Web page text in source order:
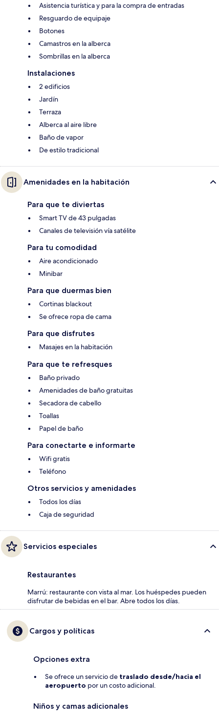
Asistencia turística y para la compra de entradas
Resguardo de equipaje
Botones
Camastros en la alberca
Sombrillas en la alberca
Instalaciones
2 edificios
Jardín
Terraza
Alberca al aire libre
Baño de vapor
De estilo tradicional
Amenidades en la habitación
Para que te diviertas
Smart TV de 43 pulgadas
Canales de televisión vía satélite
Para tu comodidad
Aire acondicionado
Minibar
Para que duermas bien
Cortinas blackout
Se ofrece ropa de cama
Para que disfrutes
Masajes en la habitación
Para que te refresques
Baño privado
Amenidades de baño gratuitas
Secadora de cabello
Toallas
Papel de baño
Para conectarte e informarte
Wifi gratis
Teléfono
Otros servicios y amenidades
Todos los días
Caja de seguridad
Servicios especiales
Restaurantes
Marrú: restaurante con vista al mar. Los huéspedes pueden
disfrutar de bebidas en el bar. Abre todos los días.
Cargos y políticas
Opciones extra
Se ofrece un servicio de traslado desde/hacia el
aeropuerto por un costo adicional.
Niños y camas adicionales